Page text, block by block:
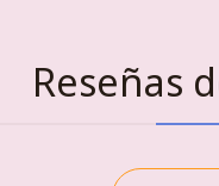
Reseñas